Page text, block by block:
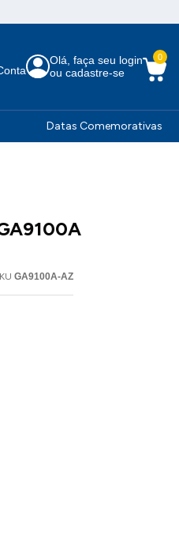
Olá, faça seu login
ou cadastre-se
0
Datas Comemorativas
GA9100A-AZ